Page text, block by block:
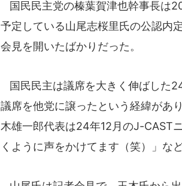
国民民主党の榛葉賀津也幹事長は
予定している山尾志桜里氏の公認内
会見を開いたばかりだった。
国民民主は議席を大きく伸ばした
議席を他党に譲ったという経緯があ
木雄一郎代表は24年12月のJ-CAST
くように声をかけてます（笑）」な